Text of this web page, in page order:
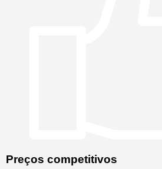
Preços competitivos